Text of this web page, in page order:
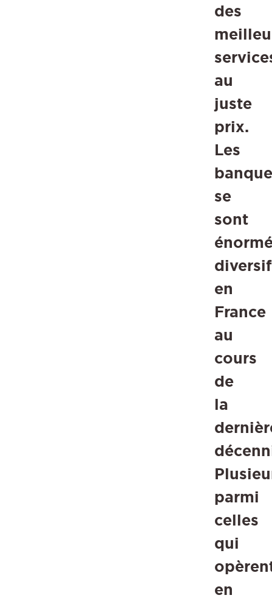
des
au
juste
prix.
Les
se
sont
en
France
au
cours
de
la
parmi
celles
qui
en